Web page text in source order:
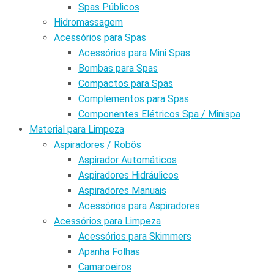
Spas Públicos
Hidromassagem
Acessórios para Spas
Acessórios para Mini Spas
Bombas para Spas
Compactos para Spas
Complementos para Spas
Componentes Elétricos Spa / Minispa
Material para Limpeza
Aspiradores / Robôs
Aspirador Automáticos
Aspiradores Hidráulicos
Aspiradores Manuais
Acessórios para Aspiradores
Acessórios para Limpeza
Acessórios para Skimmers
Apanha Folhas
Camaroeiros